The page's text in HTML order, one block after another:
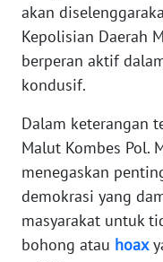
akan
Kepolisian Daerah
berperan aktif
kondusif.
Dalam keterangan
Malut Kombes Pol.
menegaskan
demokrasi yang
masyarakat untuk
bohong atau hoax
KARIR
News
Regional
WN
SUMUT
WN